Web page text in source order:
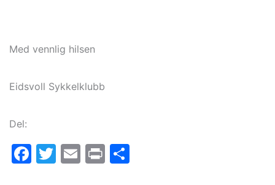
Med vennlig hilsen
Eidsvoll Sykkelklubb
Del:
Facebook
Twitter
Email
Print